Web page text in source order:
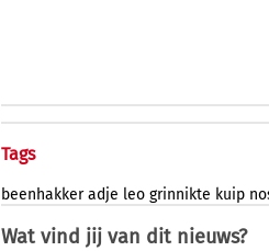
Tags
beenhakker adje leo grinnikte kuip
Wat vind jij van dit nieuws?